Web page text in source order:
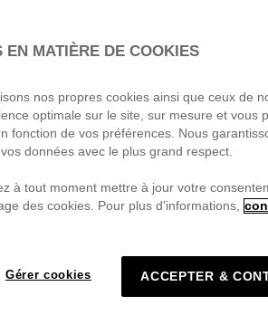
EN MATIÈRE DE COOKIES
nos propres cookies ainsi que ceux de
optimale sur le site, sur mesure et vous
fonction de vos préférences. Nous
données avec le plus grand respect.
à tout moment mettre à jour votre
des cookies. Pour plus d'informations,
Gérer cookies ACCEPTER &